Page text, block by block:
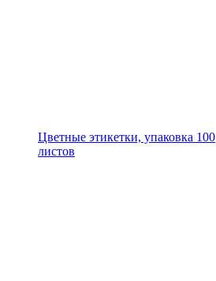
Цветные этикетки, упаковка 100
листов